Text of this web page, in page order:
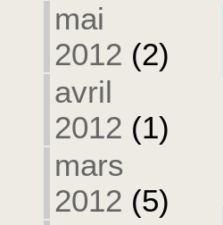
mai
2012 (2)
avril
2012 (1)
mars
2012 (5)